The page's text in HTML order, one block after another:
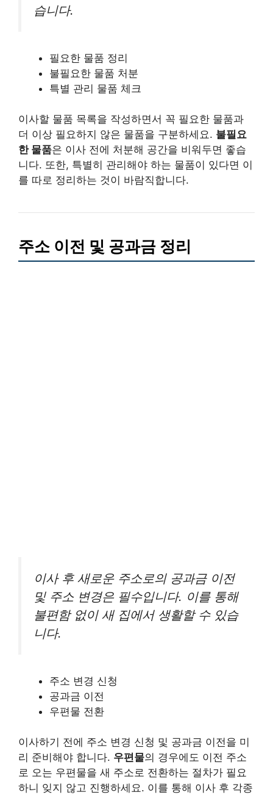
습니다.
필요한 물품 정리
불필요한 물품 처분
특별 관리 물품 체크
이사할 물품 목록을 작성하면서 꼭 필요한 물품과
더 이상 필요하지 않은 물품을 구분하세요. 불필요
한 물품은 이사 전에 처분해 공간을 비워두면 좋습
니다. 또한, 특별히 관리해야 하는 물품이 있다면 이
를 따로 정리하는 것이 바람직합니다.
주소 이전 및 공과금 정리
이사 후 새로운 주소로의 공과금 이전
및 주소 변경은 필수입니다. 이를 통해
불편함 없이 새 집에서 생활할 수 있습
니다.
주소 변경 신청
공과금 이전
우편물 전환
이사하기 전에 주소 변경 신청 및 공과금 이전을 미
리 준비해야 합니다. 우편물의 경우에도 이전 주소
로 오는 우편물을 새 주소로 전환하는 절차가 필요
하니 잊지 않고 진행하세요. 이를 통해 이사 후 각종